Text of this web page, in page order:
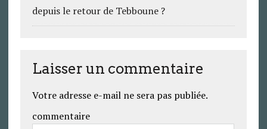
depuis le retour de Tebboune ?
Laisser un commentaire
Votre adresse e-mail ne sera pas publiée.
commentaire